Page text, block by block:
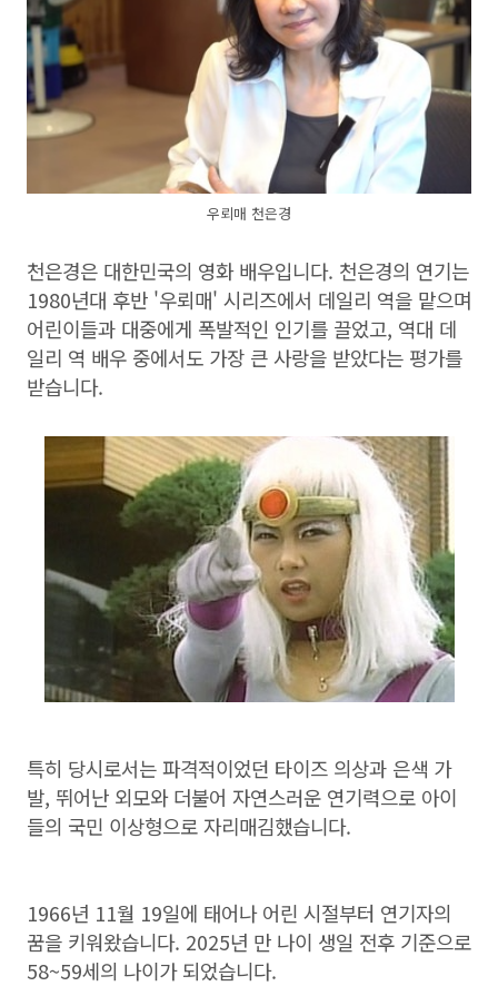
우뢰매 천은경
천은경은 대한민국의 영화 배우입니다. 천은경의 연기는
1980년대 후반 '우뢰매' 시리즈에서 데일리 역을 맡으며
어린이들과 대중에게 폭발적인 인기를 끌었고, 역대 데
일리 역 배우 중에서도 가장 큰 사랑을 받았다는 평가를
받습니다.
특히 당시로서는 파격적이었던 타이즈 의상과 은색 가
발, 뛰어난 외모와 더불어 자연스러운 연기력으로 아이
들의 국민 이상형으로 자리매김했습니다.
1966년 11월 19일에 태어나 어린 시절부터 연기자의
꿈을 키워왔습니다. 2025년 만 나이 생일 전후 기준으로
58~59세의 나이가 되었습니다.